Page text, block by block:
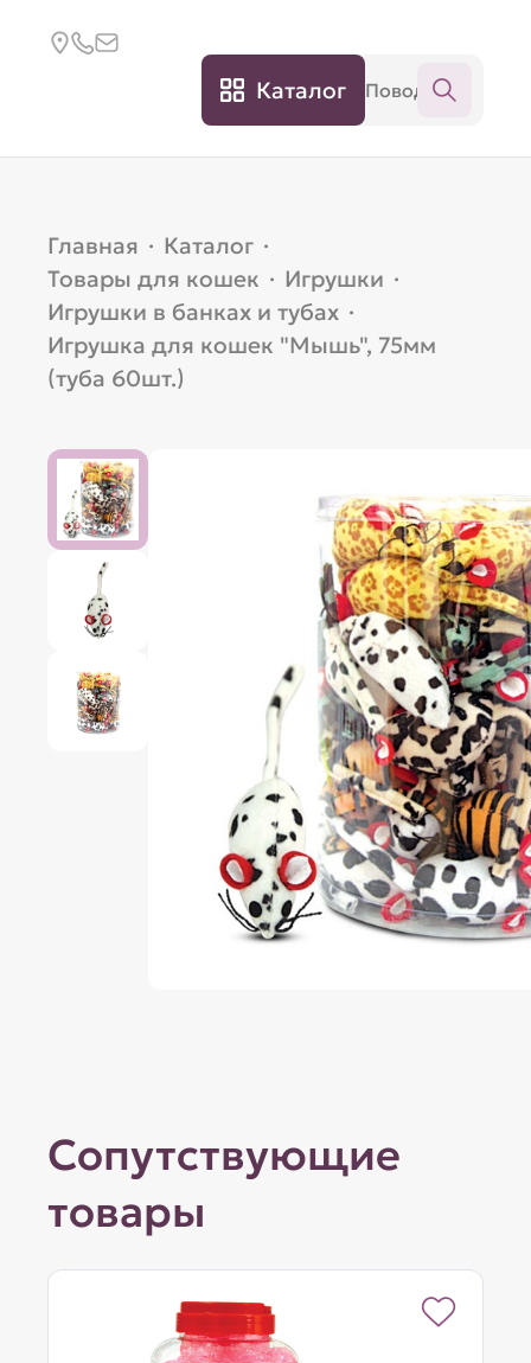
Каталог
Главная · Каталог ·
Товары для кошек · Игрушки ·
Игрушки в банках и тубах ·
Игрушка для кошек "Мышь", 75мм
(туба 60шт.)
Сопутствующие
товары